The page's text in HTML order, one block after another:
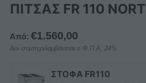
ΠΙΤΣΑΣ FR 110
Από: €1.560,00
δεν συμπεριλαμβάνεται ο Φ.Π.Α. 24%
ΣΤΟΦΑ FR110